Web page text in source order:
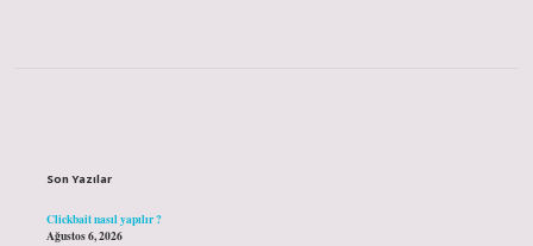
Son Yazılar
Clickbait nasıl yapılır ?
Ağustos 6, 2026